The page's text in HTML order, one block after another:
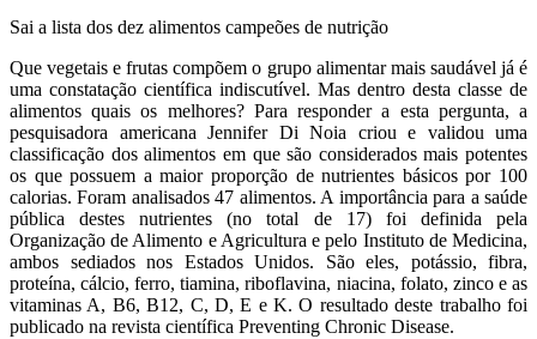
Sai a lista dos dez alimentos campeões de nutrição
Que vegetais e frutas compõem o grupo alimentar mais saudável já é
uma constatação científica indiscutível. Mas dentro desta classe de
alimentos quais os melhores? Para responder a esta pergunta, a
pesquisadora americana Jennifer Di Noia criou e validou uma
classificação dos alimentos em que são considerados mais potentes
os que possuem a maior proporção de nutrientes básicos por 100
calorias. Foram analisados 47 alimentos. A importância para a saúde
pública destes nutrientes (no total de 17) foi definida pela
Organização de Alimento e Agricultura e pelo Instituto de Medicina,
ambos sediados nos Estados Unidos. São eles, potássio, fibra,
proteína, cálcio, ferro, tiamina, riboflavina, niacina, folato, zinco e as
vitaminas A, B6, B12, C, D, E e K. O resultado deste trabalho foi
publicado na revista científica Preventing Chronic Disease.